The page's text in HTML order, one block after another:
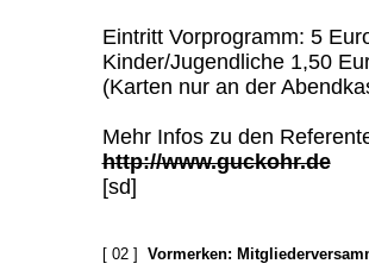
Eintritt Vorprogramm: 5
Kinder/Jugendliche 1,50
(Karten nur an der
Mehr Infos zu den
http://www.guckohr.de
[sd]
[ 02 ] Vormerken: